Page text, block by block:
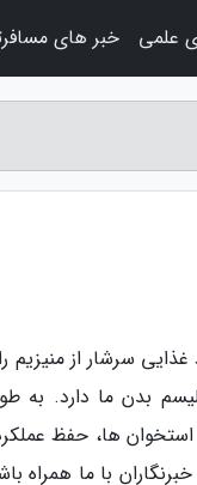
سرشار از منیزیم
ها، حفظ
علمی خبر های